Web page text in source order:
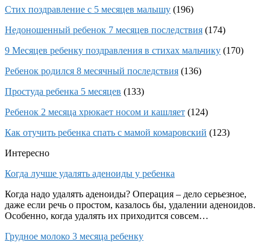
Стих поздравление с 5 месяцев малышу (196)
Недоношенный ребенок 7 месяцев последствия (174)
9 Месяцев ребенку поздравления в стихах мальчику (170)
Ребенок родился 8 месячный последствия (136)
Простуда ребенка 5 месяцев (133)
Ребенок 2 месяца хрюкает носом и кашляет (124)
Как отучить ребенка спать с мамой комаровский (123)
Интересно
Когда лучше удалять аденоиды у ребенка
Когда надо удалять аденоиды? Операция – дело серьезное,
даже если речь о простом, казалось бы, удалении аденоидов.
Особенно, когда удалять их приходится совсем…
Грудное молоко 3 месяца ребенку